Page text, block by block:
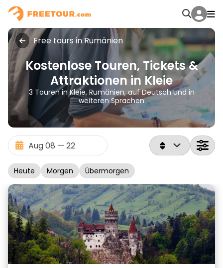
Free tours in Rumänien
Kostenlose Touren, Tickets &
Attraktionen in Kleie
3 Touren in Kleie, Rumänien, auf Deutsch und in
weiteren Sprachen
Heute Morgen Übermorgen